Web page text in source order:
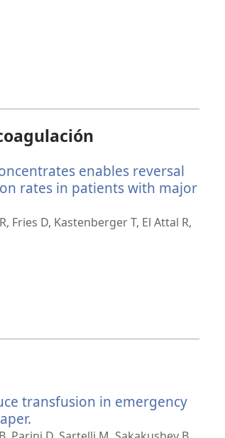
enables reversal
rates in patients with major
Fries D, Kastenberger T, El Attal R,
transfusion in emergency